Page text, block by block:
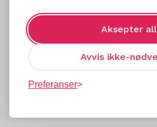
Aksepter
Avvis ikke-
Preferanser